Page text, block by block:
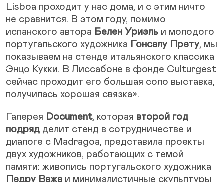
Lisboa проходит у нас дома, и с этим ничто
не сравнится. В этом году, помимо
испанского автора Белен Уриэль и молодого
португальского художника Гонсалу Прету, мы
показываем на стенде итальянского классика
Энцо Кукки. В Лиссабоне в фонде Culturgest
сейчас проходит его большая соло выставка,
получилась хорошая связка».
Галерея Document, которая второй год
подряд делит стенд в сотрудничестве и
диалоге с Madragoa, представила проекты
двух художников, работающих с темой
памяти: живопись португальского художника
Педру Важа и минималистичные скульптуры